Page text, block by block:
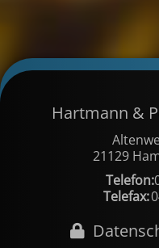
Hartmann &
21129
Telefon:
Telefax: